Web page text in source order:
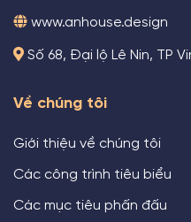
www.anhouse.design
Số 68, Đại lộ Lê Nin, TP
Về chúng tôi
Giới thiệu về chúng tôi
Các công trình tiêu biểu
Các mục tiêu phấn đấu